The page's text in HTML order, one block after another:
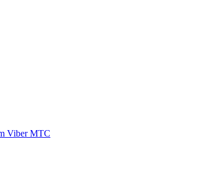
Viber МТС